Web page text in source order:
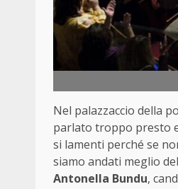
Nel palazzaccio della
parlato troppo presto
si lamenti perché se
siamo andati meglio
Antonella Bundu,